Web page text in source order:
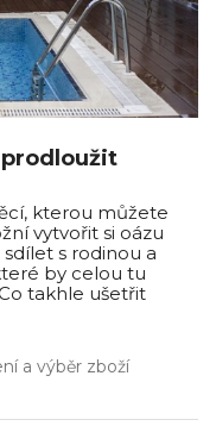
kterou můžete
vytvořit si oázu
s rodinou a
by celou tu
takhle ušetřit
a výběr zboží